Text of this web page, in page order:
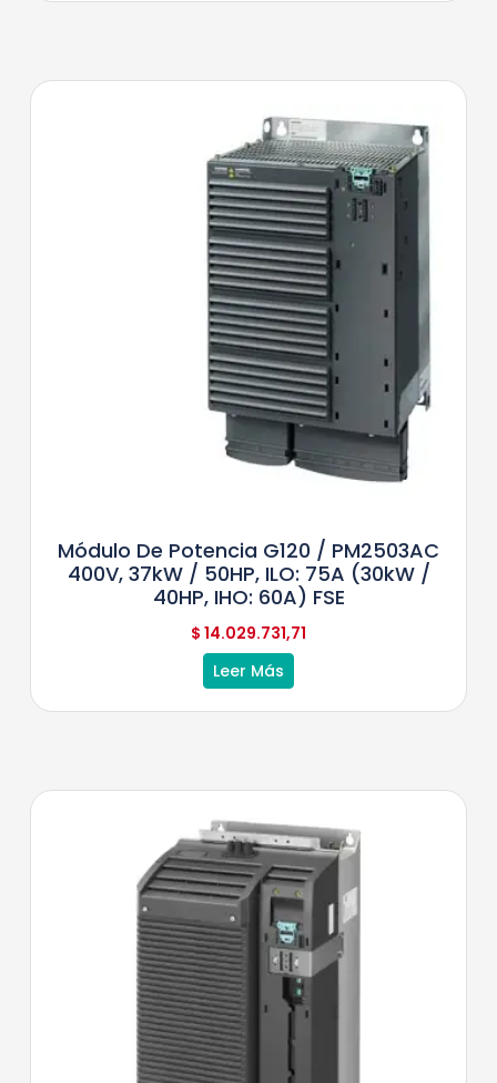
Módulo De Potencia G120 / PM2503AC
400V, 37kW / 50HP, ILO: 75A (30kW /
40HP, IHO: 60A) FSE
$ 14.029.731,71
Leer Más